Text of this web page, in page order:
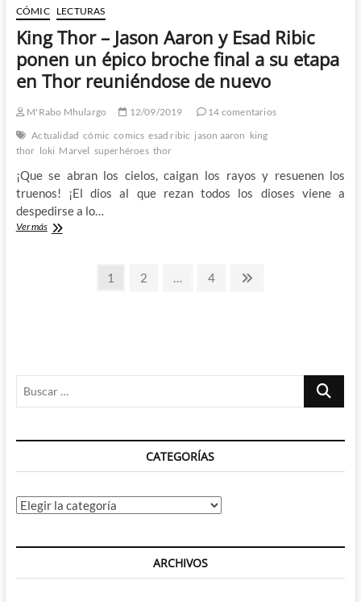
CÓMIC LECTURAS
King Thor – Jason Aaron y Esad Ribic
ponen un épico broche final a su etapa
en Thor reuniéndose de nuevo
M'Rabo Mhulargo 12/09/2019
14 comentarios
Actualidad cómic comics esad ribic jason aaron king
thor loki Marvel superhéroes thor
¡Que se abran los cielos, caigan los rayos y resuenen los
truenos! ¡El dios al que rezan todos los dioses viene a
despedirse a lo…
Ver másKing
final
etapa
Thor
de
nuevo
PaginaciónPágina
1 Página
2 … Página
4
Buscar
CATEGORÍAS
Categorías
ARCHIVOS